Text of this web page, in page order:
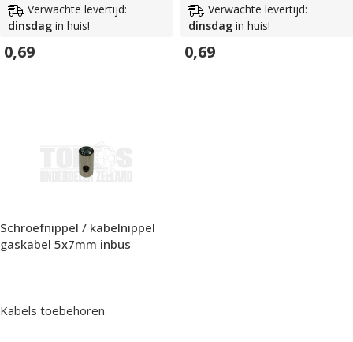
Verwachte levertijd:
dinsdag in huis!
0,69
Verwachte levertijd:
dinsdag in huis!
0,69
Schroefnippel / kabelnippel
gaskabel 5x7mm inbus
Kabels toebehoren